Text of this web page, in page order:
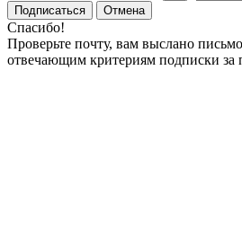
Подписаться
Отмена
Спасибо!
Проверьте почту, вам выслано
отвечающим критериям подписки за